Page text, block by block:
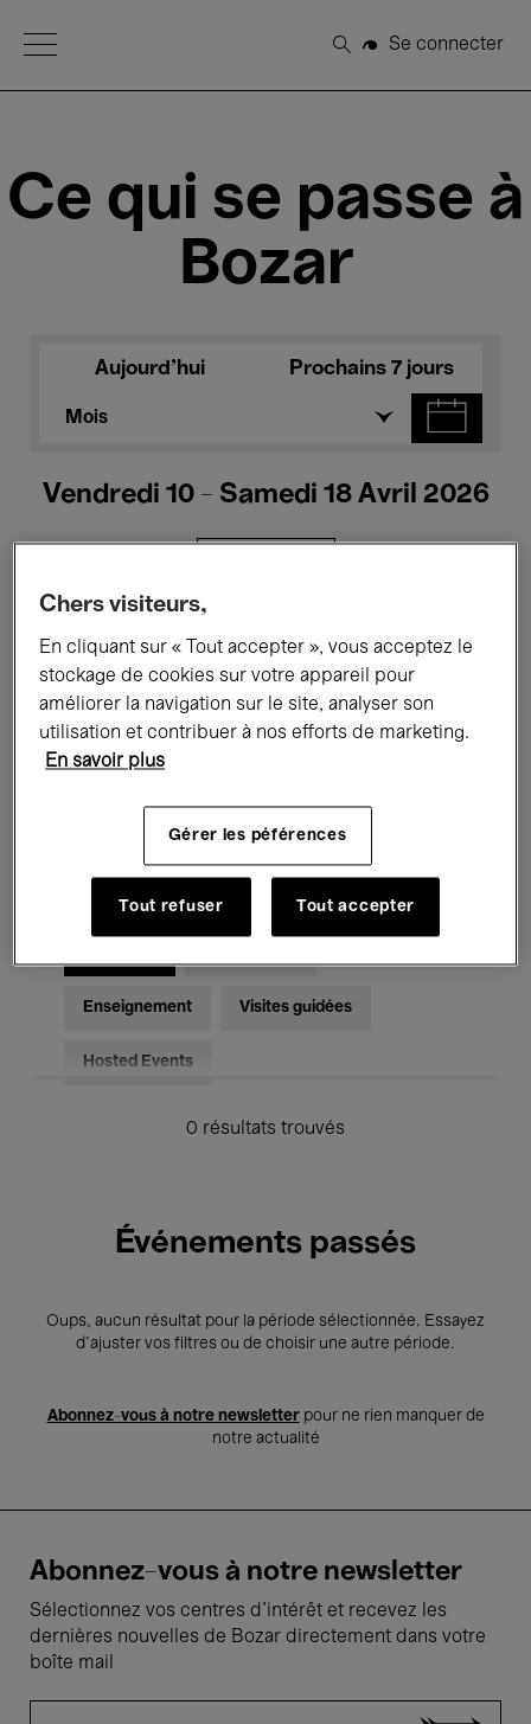
Open Menu
Rechercher
Se connecter
Ce qui se passe à
Bozar
Aujourd'hui Prochains 7 jours
Mois
Vendredi 10 - Samedi 18 Avril 2026
Tous les événements Concerts
Expositions Performances
Rencontres & Débats
Musique classique Global Music
Enseignement Visites guidées
Hosted Events
0 résultats trouvés
Événements passés
Oups, aucun résultat pour la période sélectionnée. Essayez
d’ajuster vos filtres ou de choisir une autre période.
Abonnez-vous à notre newsletterpour ne rien manquer de
notre actualité
Abonnez-vous à notre newsletter
Sélectionnez vos centres d'intérêt et recevez les
dernières nouvelles de Bozar directement dans votre
boîte mail
Chers visiteurs,
En cliquant sur « Tout accepter », vous acceptez le
stockage de cookies sur votre appareil pour
améliorer la navigation sur le site, analyser son
utilisation et contribuer à nos efforts de marketing.
En savoir plus
Gérer les péférences
Tout refuser Tout accepter